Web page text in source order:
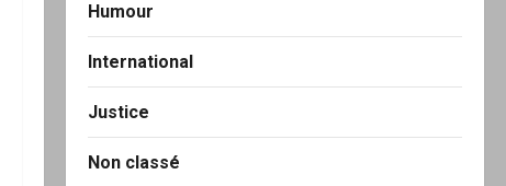
Humour
International
Justice
Non classé